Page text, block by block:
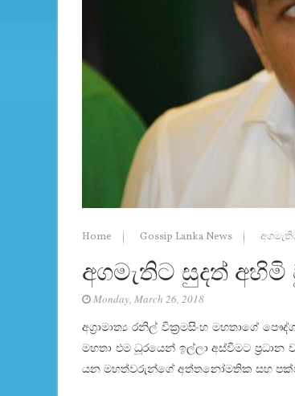
Home Gossip Lanka News
අගමැතිට සුදත්
Monday, March 26, 2018
අග්‍රාමාත්‍ය රනිල් වික්‍රමසිංහ මහතාගේ
මහතා එම ධූරයෙන් ඉල්ලා අස්වීමට
යන මහත්වරුන්ගේ අත්තනෝමතික සහ